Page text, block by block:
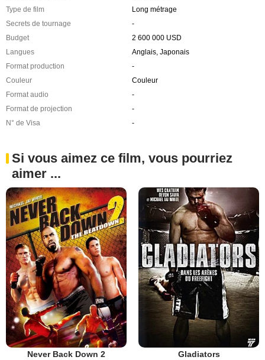
Type de film
Long métrage
Secrets de tournage
-
Budget
2 600 000 USD
Langues
Anglais, Japonais
Format production
-
Couleur
Couleur
Format audio
-
Format de projection
-
N° de Visa
-
Si vous aimez ce film, vous pourriez
aimer ...
Never Back Down 2 Gladiators